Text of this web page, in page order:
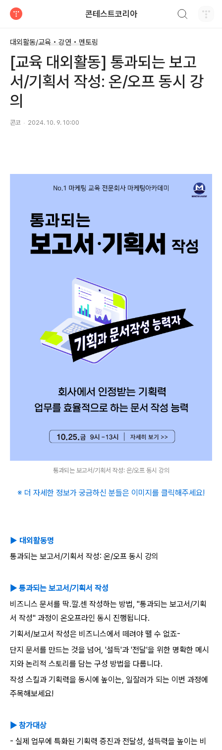
콘테스트코리아
대외활동/교육 • 강연 • 멘토링
[교육 대외활동] 통과되는 보고
서/기획서 작성: 온/오프 동시 강
의
콘코 2024. 10. 9. 10:00
통과되는 보고서/기획서 작성: 온/오프 동시 강의
※ 더 자세한 정보가 궁금하신 분들은 이미지를 클릭해주세요!
▶ 대외활동명
통과되는 보고서/기획서 작성: 온/오프 동시 강의
▶ 통과되는 보고서/기획서 작성
비즈니스 문서를 딱.깔.센 작성하는 방법, "통과되는 보고서/기획
서 작성" 과정이 온오프라인 동시 진행됩니다.
기획서/보고서 작성은 비즈니스에서 떼려야 뗄 수 없죠-
단지 문서를 만드는 것을 넘어, '설득'과 '전달'을 위한 명확한 메시
지와 논리적 스토리를 담는 구성 방법을 다룹니다.
작성 스킬과 기획력을 동시에 높이는, 일잘러가 되는 이번 과정에
주목해보세요!
▶ 참가대상
- 실제 업무에 특화된 기획력 증진과 전달성, 설득력을 높이는 비